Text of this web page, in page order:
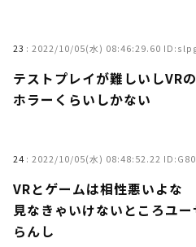
23 : 2022/10/05(水) 08:46:29.60
テストプレイが難しいしVR
ホラーくらいしかない
24 : 2022/10/05(水) 08:48:52.22
VRとゲームは相性悪いよな
見なきゃいけないところユ
らんし